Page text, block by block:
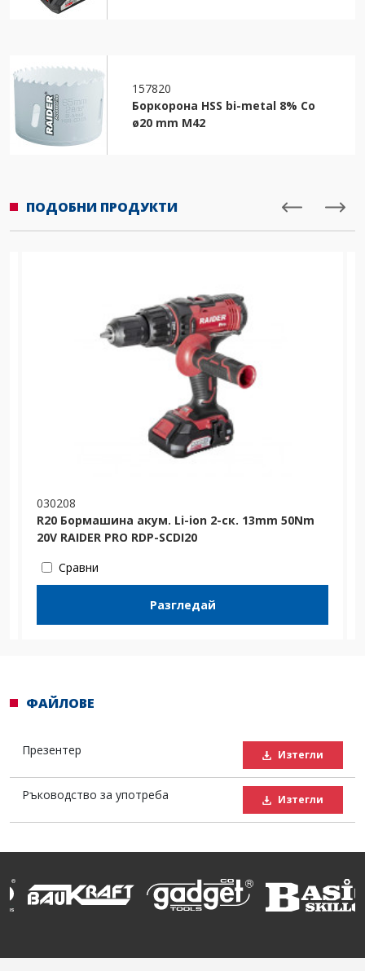
157820
Боркорона HSS bi-metal 8% Co
ø20 mm M42
ПОДОБНИ ПРОДУКТИ
030208
R20 Бормашина акум. Li-ion 2-ск. 13mm 50Nm
20V RAIDER PRO RDP-SCDI20
Сравни
Разгледай
ФАЙЛОВЕ
Презентер Изтегли
Ръководство за употреба Изтегли